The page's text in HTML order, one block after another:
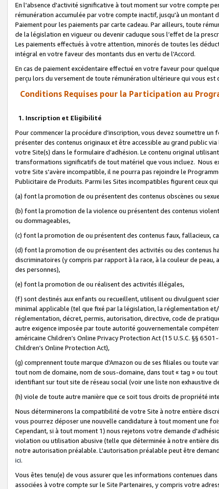
En l'absence d'activité significative à tout moment sur votre compte
rémunération accumulée par votre compte inactif, jusqu'à un montant
Paiement pour les paiements par carte cadeau. Par ailleurs, toute
de la législation en vigueur ou devenir caduque sous l’effet de la
Les paiements effectués à votre attention, minorés de toutes les
intégral en votre faveur des montants dus en vertu de l'Accord.
En cas de paiement excédentaire effectué en votre faveur pour
perçu lors du versement de toute rémunération ultérieure qui vous est
Conditions Requises pour la Participation au
1. Inscription et Eligibilité
Pour commencer la procédure d’inscription, vous devez soumettre
présenter des contenus originaux et être accessible au grand public
votre Site(s) dans le formulaire d’adhésion. Le contenu original
transformations significatifs de tout matériel que vous incluez. Nous
votre Site s'avère incompatible, il ne pourra pas rejoindre le
Publicitaire de Produits. Parmi les Sites incompatibles figurent ceux
(a) font la promotion de ou présentent des contenus obscènes ou
(b) font la promotion de la violence ou présentent des contenus
ou dommageables,
(c) font la promotion de ou présentent des contenus faux, fallacieux,
(d) font la promotion de ou présentent des activités ou des contenus
discriminatoires (y compris par rapport à la race, à la couleur de
des personnes),
(e) font la promotion de ou réalisent des activités illégales,
(f) sont destinés aux enfants ou recueillent, utilisent ou divulguent
minimal applicable (tel que fixé par la législation, la réglementation
réglementation, décret, permis, autorisation, directive, code de
autre exigence imposée par toute autorité gouvernementale
américaine Children’s Online Privacy Protection Act (15 U.S.C. §§
Children’s Online Protection Act),
(g) comprennent toute marque d'Amazon ou de ses filiales ou toute
tout nom de domaine, nom de sous-domaine, dans tout « tag » ou
identifiant sur tout site de réseau social (voir une liste non exhaustive
(h) viole de toute autre manière que ce soit tous droits de propriété
Nous déterminerons la compatibilité de votre Site à notre entière
vous pourrez déposer une nouvelle candidature à tout moment une
Cependant, si à tout moment 1) nous rejetons votre demande
violation ou utilisation abusive (telle que déterminée à notre entière
notre autorisation préalable. L'autorisation préalable peut être
ici.
Vous êtes tenu(e) de vous assurer que les informations contenues
associées à votre compte sur le Site Partenaires, y compris votre